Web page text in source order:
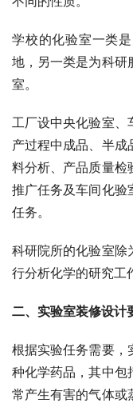
学校的化验室一类
地，另一类是为科研
室。
工厂设中央化验室、
产过程中成品、半成
料分析、产品质量检
推广任务及车间化验
任务。
科研院所的化验室除
行分析化学的研究工
二、实验室装修设计
根据实验任务需要，
种化学药品，其中包
常产生有害的气体或